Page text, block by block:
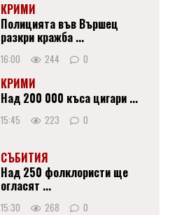
КРИМИ
Полицията във Вършец
разкри кражба ...
16:00 244 0
КРИМИ
Над 200 000 къса цигари ...
15:45 223 0
СЪБИТИЯ
Над 250 фолклористи ще
огласят ...
15:30 268 0